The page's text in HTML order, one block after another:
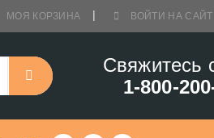
МОЯ КОРЗИНА ВОЙТИ НА САЙТ
Свяжитесь
1-800-